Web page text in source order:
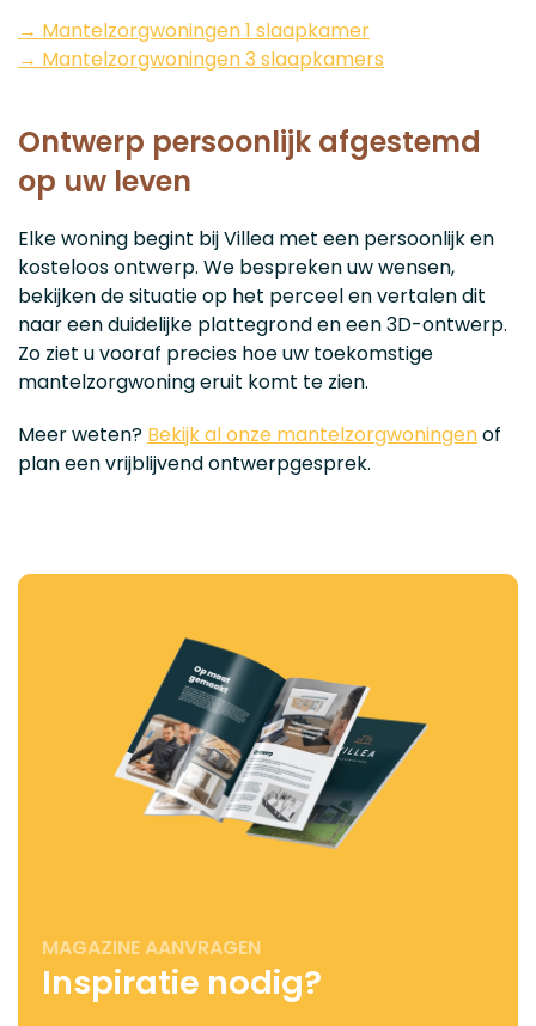
→ Mantelzorgwoningen 1 slaapkamer
→ Mantelzorgwoningen 3 slaapkamers
Ontwerp persoonlijk afgestemd
op uw leven
Elke woning begint bij Villea met een persoonlijk en
kosteloos ontwerp. We bespreken uw wensen,
bekijken de situatie op het perceel en vertalen dit
naar een duidelijke plattegrond en een 3D-ontwerp.
Zo ziet u vooraf precies hoe uw toekomstige
mantelzorgwoning eruit komt te zien.
Meer weten? Bekijk al onze mantelzorgwoningenof
plan een vrijblijvend ontwerpgesprek.
MAGAZINE AANVRAGEN
Inspiratie nodig?